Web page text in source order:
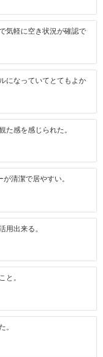
気軽に空き状況が確認で
になっていてとてもよか
た感を感じられた。
清潔で居やすい。
用出来る。
と。
。